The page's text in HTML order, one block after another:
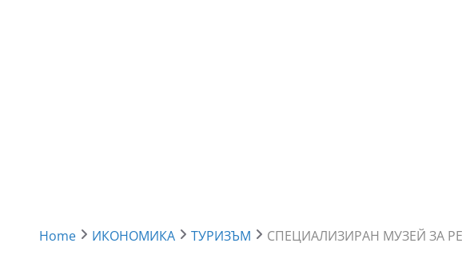
Home ИКОНОМИКА ТУРИЗЪМ СПЕЦИАЛИЗИРАН МУЗЕЙ ЗА